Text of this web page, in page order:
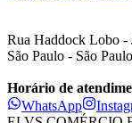
Rua Haddock Lobo -
São Paulo - São Paulo
Horário de
WhatsApp